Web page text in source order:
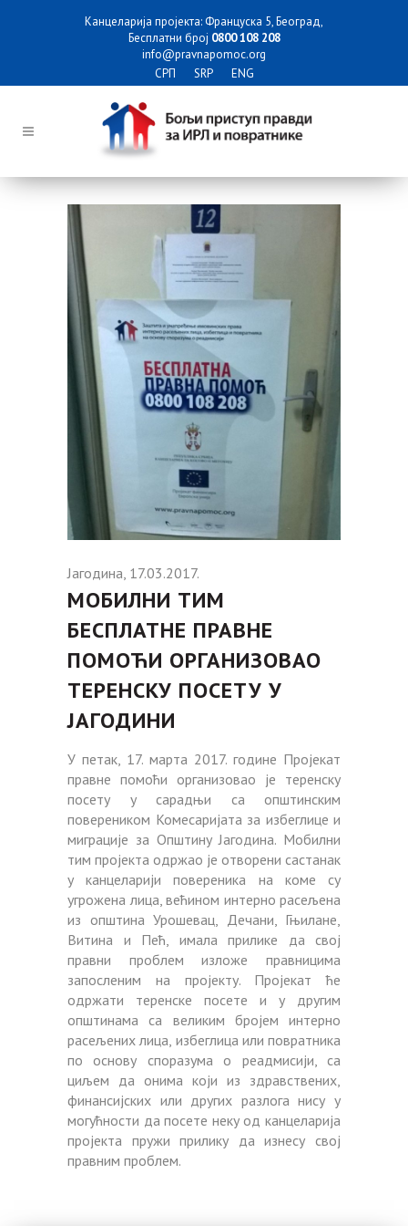
Канцеларија пројекта: Француска 5, Београд,
Бесплатни број 0800 108 208
info@pravnapomoc.org
СРП
SRP ENG
Јагодина, 17.03.2017.
МОБИЛНИ ТИМ
БЕСПЛАТНЕ ПРАВНЕ
ПОМОЋИ ОРГАНИЗОВАО
ТЕРЕНСКУ ПОСЕТУ У
ЈАГОДИНИ
У петак, 17. марта 2017. године Пројекат
правне помоћи организовао је теренску
посету у сарадњи са општинским
повереником Комесаријата за избеглице и
миграције за Општину Јагодина. Мобилни
тим пројекта одржао је отворени састанак
у канцеларији повереника на коме су
угрожена лица, већином интерно расељена
из општина Урошевац, Дечани, Гњилане,
Витина и Пећ, имала прилике да свој
правни проблем изложе правницима
запосленим на пројекту. Пројекат ће
одржати теренске посете и у другим
општинама са великим бројем интерно
расeљених лица, избеглица или повратника
по основу споразума о реадмисији, са
циљем да онима који из здравствених,
финансијских или других разлога нису у
могућности да посете неку од канцеларија
пројекта пружи прилику да изнесу свој
правним проблем.